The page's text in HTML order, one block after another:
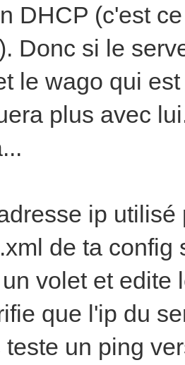
DHCP (c'est
Donc si le
le wago qui
plus avec
ip
de ta config
volet et edite
que l'ip du
teste un ping